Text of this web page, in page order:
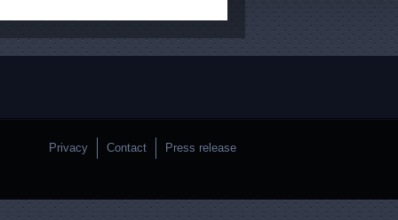
Privacy Contact Press release